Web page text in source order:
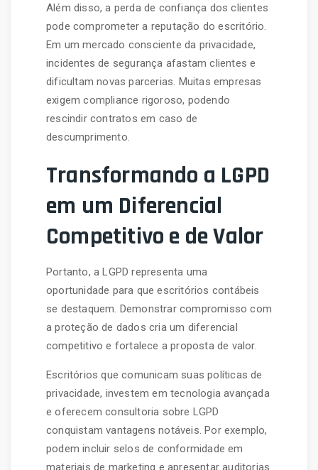
Além disso, a perda de confiança dos clientes
pode comprometer a reputação do escritório.
Em um mercado consciente da privacidade,
incidentes de segurança afastam clientes e
dificultam novas parcerias. Muitas empresas
exigem compliance rigoroso, podendo
rescindir contratos em caso de
descumprimento.
Transformando a LGPD
em um Diferencial
Competitivo e de Valor
Portanto, a LGPD representa uma
oportunidade para que escritórios contábeis
se destaquem. Demonstrar compromisso com
a proteção de dados cria um diferencial
competitivo e fortalece a proposta de valor.
Escritórios que comunicam suas políticas de
privacidade, investem em tecnologia avançada
e oferecem consultoria sobre LGPD
conquistam vantagens notáveis. Por exemplo,
podem incluir selos de conformidade em
materiais de marketing e apresentar auditorias